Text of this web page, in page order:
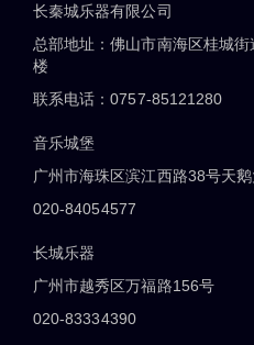
长秦城乐器有限公司
总部地址：佛山市南海区桂城
楼
联系电话：0757-85121280
音乐城堡
广州市海珠区滨江西路38号天
020-84054577
长城乐器
广州市越秀区万福路156号
020-83334390